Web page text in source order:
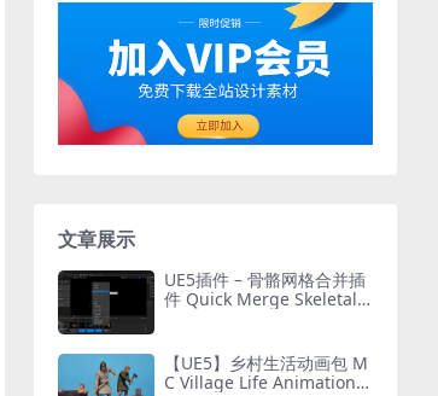
文章展示
UE5插件 – 骨骼网格合并插
件 Quick Merge Skeletal
【UE5】乡村生活动画包 M
C Village Life Animation P